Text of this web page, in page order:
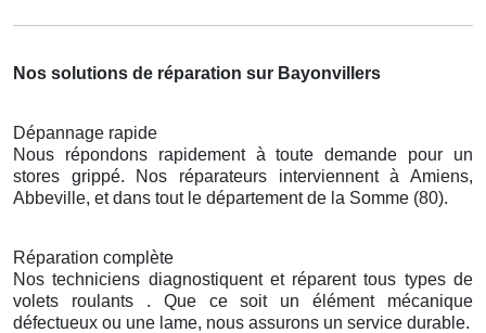
Nos solutions de réparation sur Bayonvillers
Dépannage rapide
Nous répondons rapidement à toute demande pour un
stores grippé. Nos réparateurs interviennent à Amiens,
Abbeville, et dans tout le département de la Somme (80).
Réparation complète
Nos techniciens diagnostiquent et réparent tous types de
volets roulants . Que ce soit un élément mécanique
défectueux ou une lame, nous assurons un service durable.